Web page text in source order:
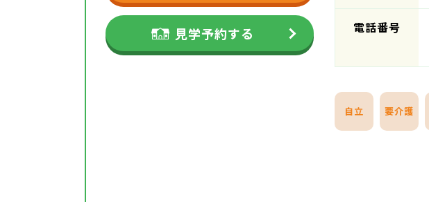
見学予約する 電話番号
自立 要介護